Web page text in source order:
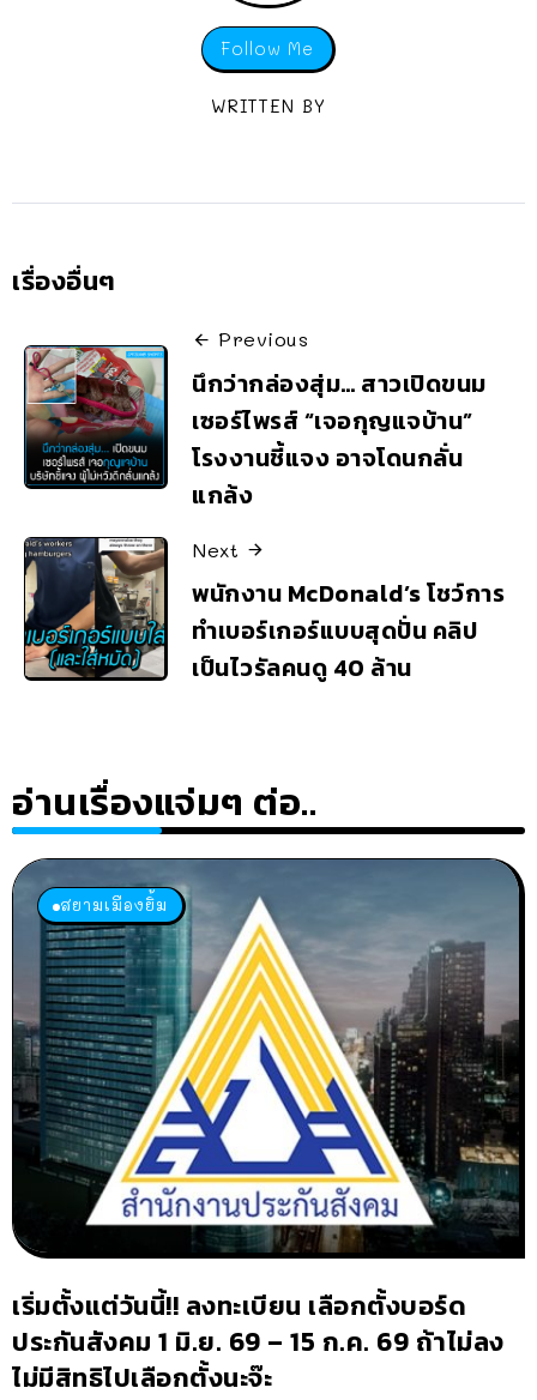
Follow Me
WRITTEN BY
เรื่องอื่นๆ
Previous
นึกว่ากล่องสุ่ม… สาวเปิดขนม
เซอร์ไพรส์ “เจอกุญแจบ้าน”
โรงงานชี้แจง อาจโดนกลั่น
แกล้ง
Next
พนักงาน McDonald’s โชว์การ
ทำเบอร์เกอร์แบบสุดปั่น คลิป
เป็นไวรัลคนดู 40 ล้าน
อ่านเรื่องแจ่มๆ ต่อ..
สยามเมืองยิ้ม
เริ่มตั้งแต่วันนี้!! ลงทะเบียน เลือกตั้งบอร์ด
ประกันสังคม 1 มิ.ย. 69 – 15 ก.ค. 69 ถ้าไม่ลง
ไม่มีสิทธิไปเลือกตั้งนะจ๊ะ